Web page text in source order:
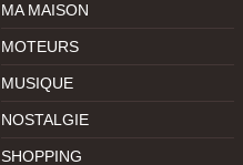
MA MAISON
MOTEURS
MUSIQUE
NOSTALGIE
SHOPPING